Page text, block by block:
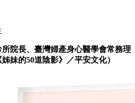
所院長、臺灣婦產身心醫學會常務理
妹的50道陰影》／平安文化）